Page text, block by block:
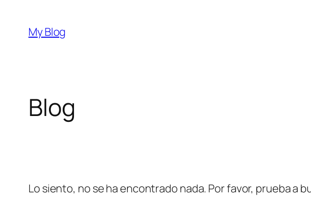
contenido
My Blog
Blog
Lo siento, no se ha encontrado nada. Por favor, prueba a